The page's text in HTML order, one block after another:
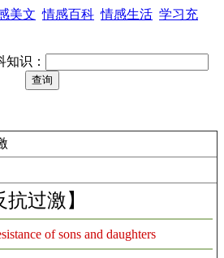
美文 情感百科 情感生活 学习充
识：
抗过激】
of sons and daughters